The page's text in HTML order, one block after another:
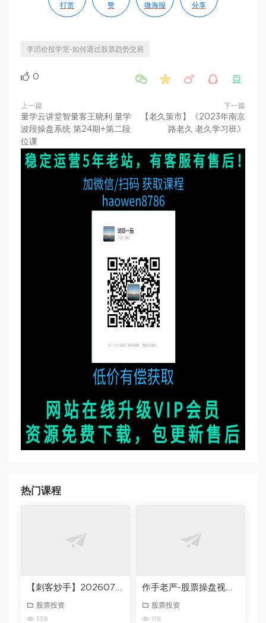
打赏 赞 微海报 分享
李滔价投学堂-如何通过股票趋势交易
0     
上一篇
量学云讲堂智量客王晓利 量学
波段操盘系统 第24期+第二段
位课
下一篇
【老久策市】《2023年南京
路老久 老久学习班》
热门课程
股票投资
138
股票投资
119